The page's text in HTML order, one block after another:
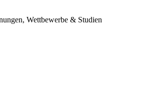
Wettbewerbe & Studien